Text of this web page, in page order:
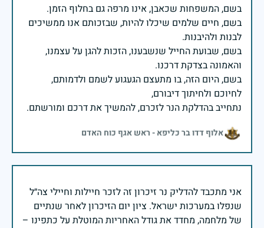
בשם, חיים שלמים שיכלו להיות, שבזכותם אנו ממשיכים
בשם, שבועת החייל שנשבענו, הזכות להגן על עצמנו,
בשם, היום הזה, בו מתעצם הגעגוע לשמם ולדמותם,
נתחייב בהדלקת הנר לזכרם, להמשיך את דרכם ומורשתם.
אלוף דדו בר כליפא - ראש אגף כוח האדם
אני מתכבד להדליק נר זיכרון זה לזכר חיילות וחיילי צה״ל
שנפלו במערכות ישראל. ציון יום הזיכרון לאחר שנתיים
של מלחמה, מחדד את גודל האחריות המוטלת על כתפינו –